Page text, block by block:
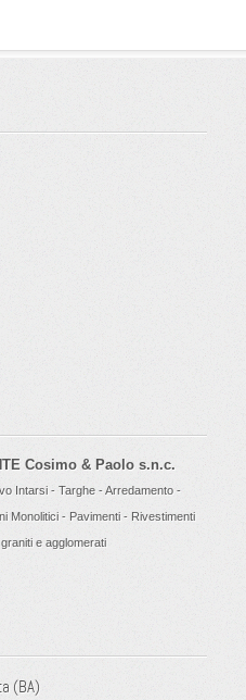
Cosimo & Paolo s.n.c.
Intarsi - Targhe - Arredamento -
Monolitici - Pavimenti - Rivestimenti
e agglomerati
(BA)